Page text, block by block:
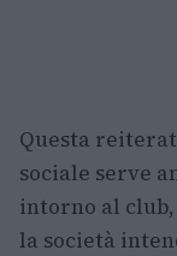
Questa
sociale serve
intorno al
la società